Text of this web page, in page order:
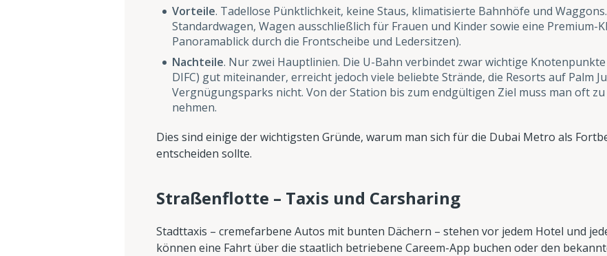
Vorteile. Tadellose Pünktlichkeit, keine Staus, klimatisierte Bahnhöfe und
Standardwagen, Wagen ausschließlich für Frauen und Kinder sowie eine Premium-
Panoramablick durch die Frontscheibe und Ledersitzen).
Nachteile. Nur zwei Hauptlinien. Die U-Bahn verbindet zwar wichtige
DIFC) gut miteinander, erreicht jedoch viele beliebte Strände, die Resorts auf Palm
Vergnügungsparks nicht. Von der Station bis zum endgültigen Ziel muss man oft
nehmen.
Dies sind einige der wichtigsten Gründe, warum man sich für die Dubai Metro als
entscheiden sollte.
Straßenflotte – Taxis und Carsharing
Stadttaxis – cremefarbene Autos mit bunten Dächern – stehen vor jedem Hotel und
können eine Fahrt über die staatlich betriebene Careem-App buchen oder den